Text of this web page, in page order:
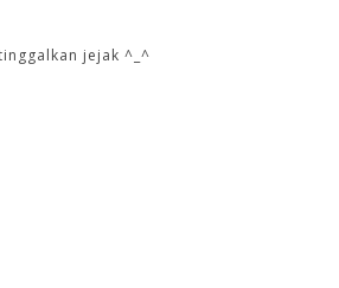
jejak ^_^